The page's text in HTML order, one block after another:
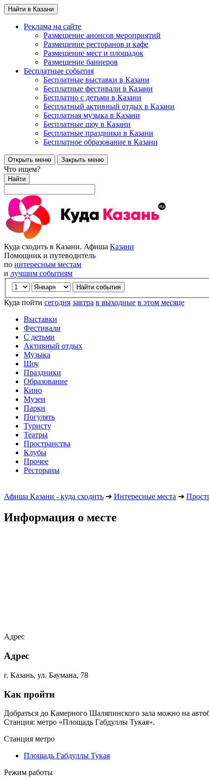
Найти в Казани
Реклама на сайте
Размещение анонсов мероприятий
Размещение ресторанов и кафе
Размещение мест и площадок
Размещение баннеров
Бесплатные события
Бесплатные выставки в Казани
Бесплатные фестивали в Казани
Бесплатно с детьми в Казани
Бесплатный активный отдых в Казани
Бесплатная музыка в Казани
Бесплатные шоу в Казани
Бесплатные праздники в Казани
Бесплатное образование в Казани
Открыть меню Закрыть меню
Что ищем?
Найти
Куда сходить в Казани. Афиша Казани
Помощник и путеводитель
по интересным местам
и лучшим событиям
Куда пойти сегодня завтра в выходные в этом месяце
Выставки
Фестивали
С детьми
Активный отдых
Музыка
Шоу
Праздники
Образование
Кино
Музеи
Парки
Погулять
Туристу
Театры
Пространства
Клубы
Прочее
Рестораны
Афиша Казани - куда сходить ➔ Интересные места ➔
Информация о месте
Адрес
Адрес
г. Казань, ул. Баумана, 78
Как пройти
Добраться до Камерного Шаляпинского зала можно на
Станция: метро «Площадь Габдуллы Тукая».
Станция метро
Площадь Габдуллы Тукая
Режим работы